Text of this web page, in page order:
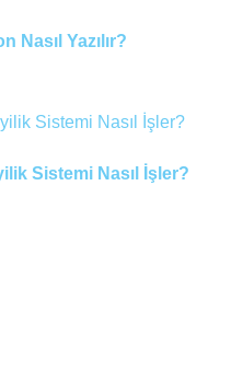
Nasıl Yazılır?
Sistemi Nasıl İşler?